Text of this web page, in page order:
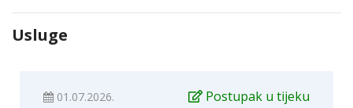
Usluge
01.07.2026.
Postupak u tijeku